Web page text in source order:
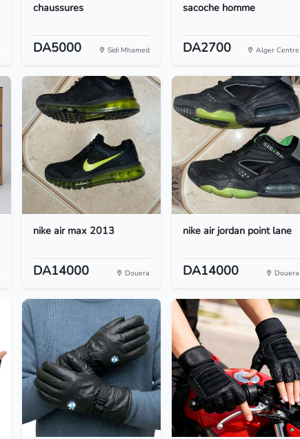
chaussures
DA5000 Sidi Mhamed
sacoche homme
DA2700 Alger Centre
nike air max 2013
DA14000 Douera
nike air jordan point lane
DA14000 Douera